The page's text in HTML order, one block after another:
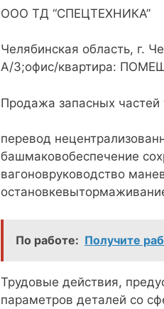
ООО ТД “СПЕЦТЕХНИКА”
Челябинская область, г.
А/3;офис/квартира:
Продажа запасных частей
перевод
башмаковобеспечение
вагоновруководство
По работе: Получите
Трудовые действия,
параметров деталей со